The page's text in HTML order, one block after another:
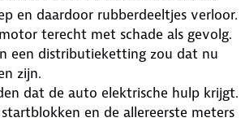
en daardoor rubberdeeltjes verloor.
terecht met schade als gevolg.
een distributieketting zou dat nu
zijn.
dat de auto elektrische hulp krijgt.
en de allereerste meters